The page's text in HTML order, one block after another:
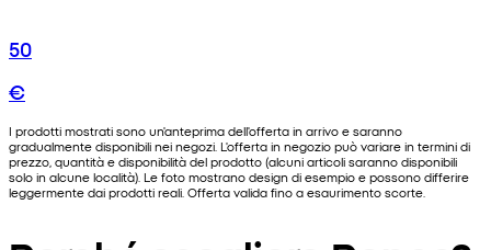
50
€
I prodotti mostrati sono un'anteprima dell'offerta in arrivo e saranno
gradualmente disponibili nei negozi. L'offerta in negozio può variare in termini di
prezzo, quantità e disponibilità del prodotto (alcuni articoli saranno disponibili
solo in alcune località). Le foto mostrano design di esempio e possono differire
leggermente dai prodotti reali. Offerta valida fino a esaurimento scorte.